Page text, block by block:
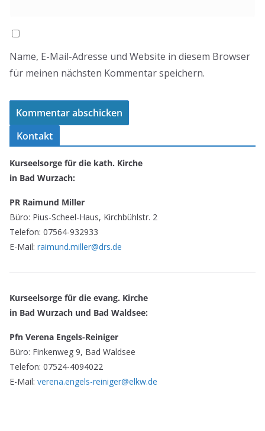
Name, E-Mail-Adresse und Website in diesem Browser
für meinen nächsten Kommentar speichern.
Kontakt
Kurseelsorge für die kath. Kirche
in Bad Wurzach:
PR Raimund Miller
Büro: Pius-Scheel-Haus, Kirchbühlstr. 2
Telefon: 07564-932933
E-Mail: raimund.miller@drs.de
Kurseelsorge für die evang. Kirche
in Bad Wurzach und Bad Waldsee:
Pfn Verena Engels-Reiniger
Büro: Finkenweg 9, Bad Waldsee
Telefon: 07524-4094022
E-Mail: verena.engels-reiniger@elkw.de